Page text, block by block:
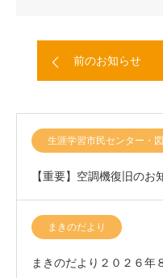
前のお知らせ
生涯学習市民センター・
【重要】空調機復旧のお
まきのだより
まきのだより２０２６年